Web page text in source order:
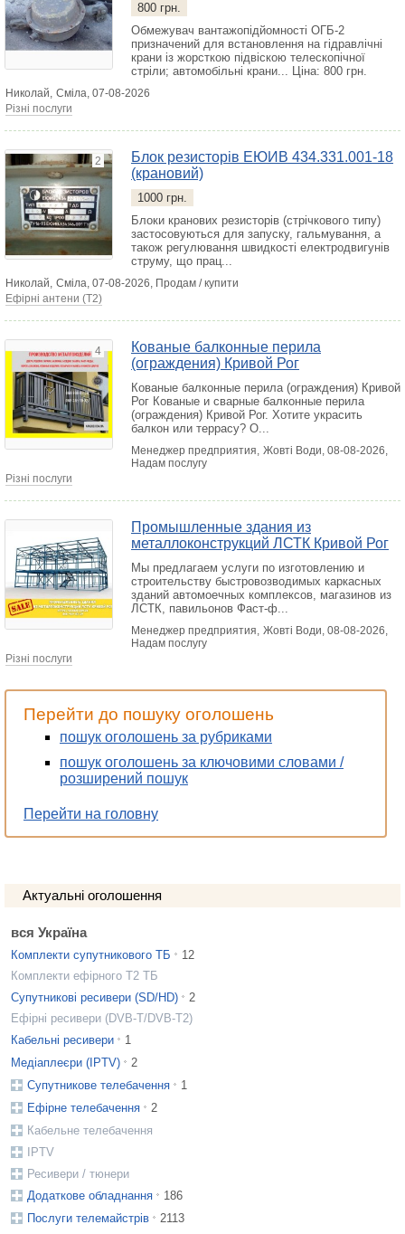
800 грн.
Обмежувач вантажопідйомності ОГБ-2
призначений для встановлення на гідравлічні
крани із жорсткою підвіскою телескопічної
стріли; автомобільні крани... Ціна: 800 грн.
Николай, Сміла, 07-08-2026
Різні послуги
2
Блок резисторів ЕЮИВ 434.331.001-18
(крановий)
1000 грн.
Блоки кранових резисторів (стрічкового типу)
застосовуються для запуску, гальмування, а
також регулювання швидкості електродвигунів
струму, що прац...
Николай, Сміла, 07-08-2026, Продам / купити
Ефірні антени (T2)
4
Кованые балконные перила
(ограждения) Кривой Рог
Кованые балконные перила (ограждения) Кривой
Рог Кованые и сварные балконные перила
(ограждения) Кривой Рог. Хотите украсить
балкон или террасу? О...
Менеджер предприятия, Жовті Води, 08-08-2026,
Надам послугу
Різні послуги
Промышленные здания из
металлоконструкций ЛСТК Кривой Рог
Мы предлагаем услуги по изготовлению и
строительству быстровозводимых каркасных
зданий автомоечных комплексов, магазинов из
ЛСТК, павильонов Фаст-ф...
Менеджер предприятия, Жовті Води, 08-08-2026,
Надам послугу
Різні послуги
Перейти до пошуку оголошень
пошук оголошень за рубриками
пошук оголошень за ключовими словами /
розширений пошук
Перейти на головну
Актуальні оголошення
вся Україна
Комплекти супутникового ТБ
12
Комплекти ефірного Т2 ТБ
Супутникові ресивери (SD/HD)
2
Ефірні ресивери (DVB-T/DVB-T2)
Кабельні ресивери
1
Медіаплеєри (IPTV)
2
Супутникове телебачення
1
Ефірне телебачення
2
Кабельне телебачення
IPTV
Ресивери / тюнери
Додаткове обладнання
186
Послуги телемайстрів
2113